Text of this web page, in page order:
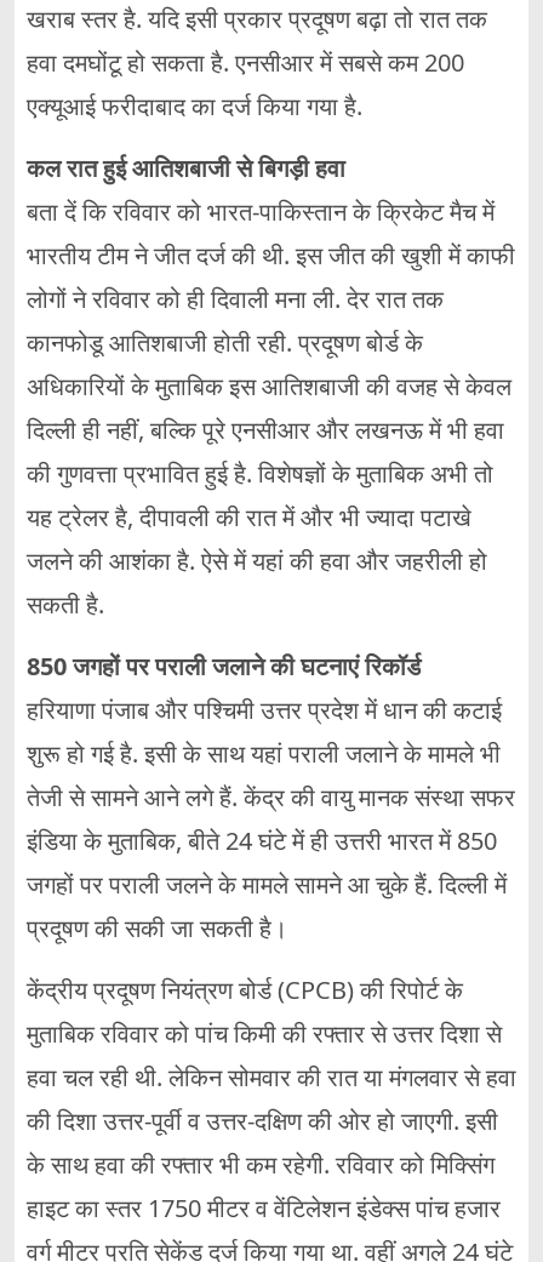
खराब स्तर है. यदि इसी प्रकार प्रदूषण बढ़ा तो रात तक
हवा दमघोंटू हो सकता है. एनसीआर में सबसे कम 200
एक्यूआई फरीदाबाद का दर्ज किया गया है.
कल रात हुई आतिशबाजी से बिगड़ी हवा
बता दें कि रविवार को भारत-पाकिस्तान के क्रिकेट मैच में
भारतीय टीम ने जीत दर्ज की थी. इस जीत की खुशी में काफी
लोगों ने रविवार को ही दिवाली मना ली. देर रात तक
कानफोडू आतिशबाजी होती रही. प्रदूषण बोर्ड के
अधिकारियों के मुताबिक इस आतिशबाजी की वजह से केवल
दिल्ली ही नहीं, बल्कि पूरे एनसीआर और लखनऊ में भी हवा
की गुणवत्ता प्रभावित हुई है. विशेषज्ञों के मुताबिक अभी तो
यह ट्रेलर है, दीपावली की रात में और भी ज्यादा पटाखे
जलने की आशंका है. ऐसे में यहां की हवा और जहरीली हो
सकती है.
850 जगहों पर पराली जलाने की घटनाएं रिकॉर्ड
हरियाणा पंजाब और पश्चिमी उत्तर प्रदेश में धान की कटाई
शुरू हो गई है. इसी के साथ यहां पराली जलाने के मामले भी
तेजी से सामने आने लगे हैं. केंद्र की वायु मानक संस्था सफर
इंडिया के मुताबिक, बीते 24 घंटे में ही उत्तरी भारत में 850
जगहों पर पराली जलने के मामले सामने आ चुके हैं. दिल्ली में
प्रदूषण की सकी जा सकती है।
केंद्रीय प्रदूषण नियंत्रण बोर्ड (CPCB) की रिपोर्ट के
मुताबिक रविवार को पांच किमी की रफ्तार से उत्तर दिशा से
हवा चल रही थी. लेकिन सोमवार की रात या मंगलवार से हवा
की दिशा उत्तर-पूर्वी व उत्तर-दक्षिण की ओर हो जाएगी. इसी
के साथ हवा की रफ्तार भी कम रहेगी. रविवार को मिक्सिंग
हाइट का स्तर 1750 मीटर व वेंटिलेशन इंडेक्स पांच हजार
वर्ग मीटर प्रति सेकेंड दर्ज किया गया था. वहीं अगले 24 घंटे